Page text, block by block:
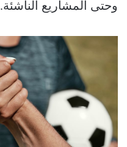
وحتى المشاريع الناشئة.